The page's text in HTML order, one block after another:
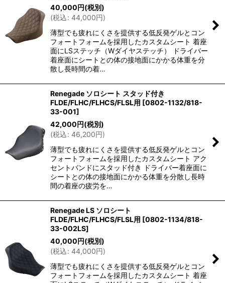
40,000円(税別)
(税込: 44,000円)
薄型でも疲れにくさを提供する低反発ゲルとコン
フォートフォームを採用したカスタムシート 着座
面にLSステッチ（Wダイヤステッチ） ドライバー
着座面にシートとの体の接地面にかかる体重を分
散し長時間の着…
Renegade ソロシート スタッド付き
FLDE/FLHC/FLHCS/FLSL用 [0802-1132/818-
33-001]
42,000円(税別)
(税込: 46,200円)
薄型でも疲れにくさを提供する低反発ゲルとコン
フォートフォームを採用したカスタムシート アク
セントバンドにスタッド付き ドライバー着座面に
シートとの体の接地面にかかる体重を分散し長時
間の着座の疲労を…
Renegade LS ソロシート
FLDE/FLHC/FLHCS/FLSL用 [0802-1134/818-
33-002LS]
40,000円(税別)
(税込: 44,000円)
薄型でも疲れにくさを提供する低反発ゲルとコン
フォートフォームを採用したカスタムシート 着座